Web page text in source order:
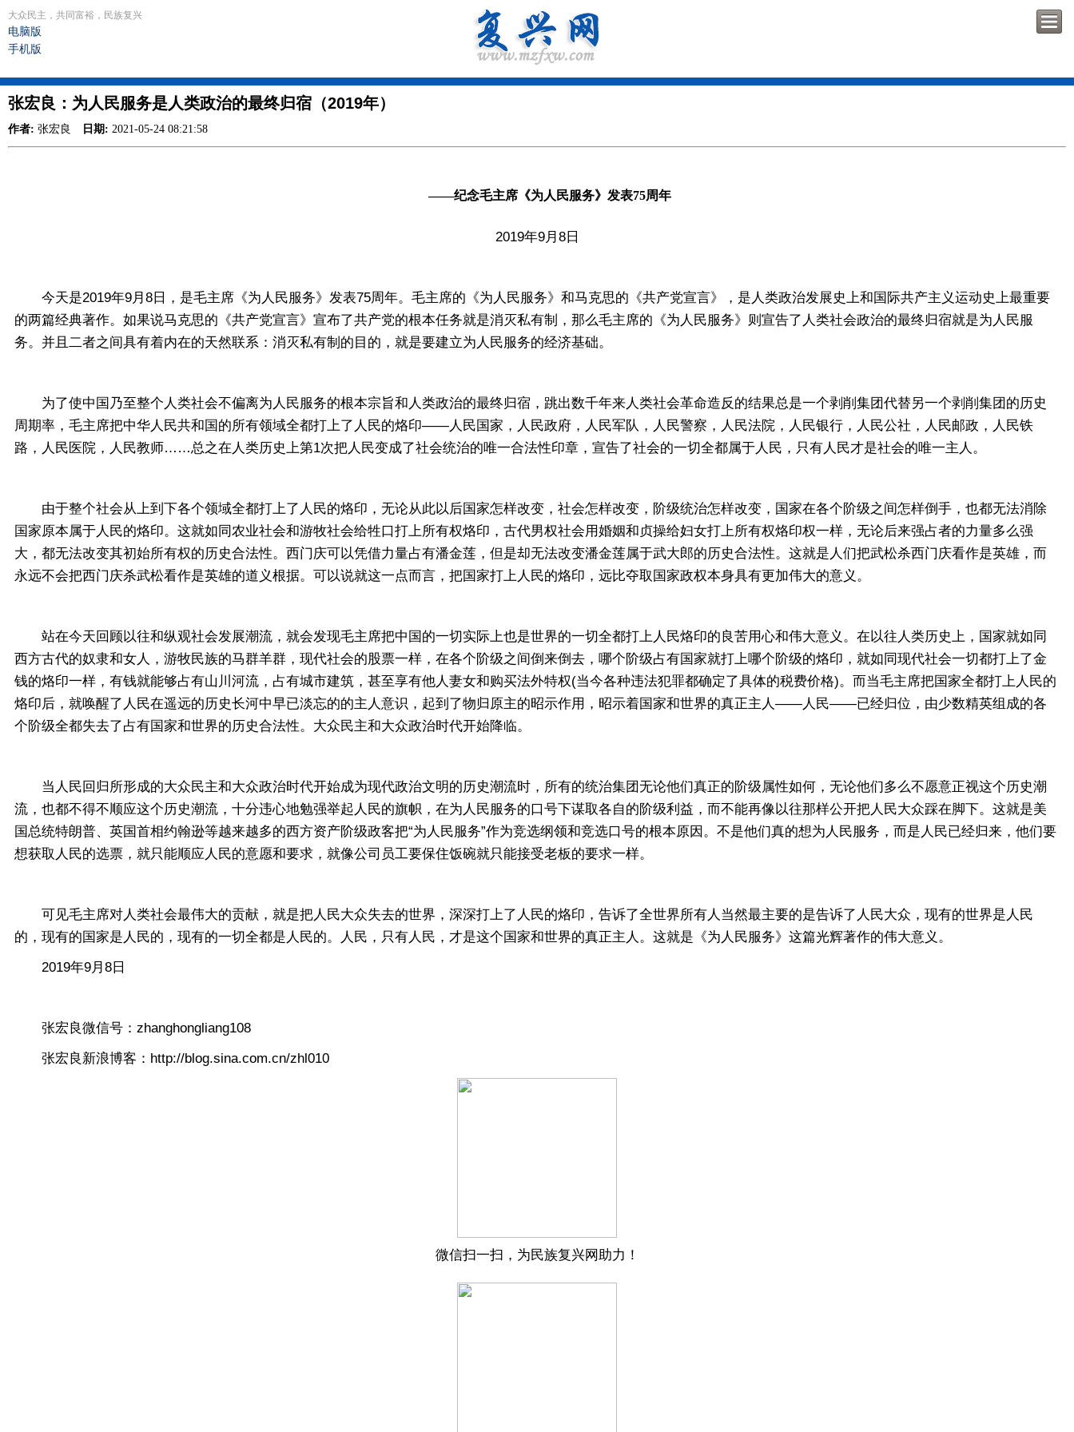
大众民主，共同富裕，民族复兴
电脑版
手机版
张宏良：为人民服务是人类政治的最终归宿（2019年）
作者: 张宏良 日期: 2021-05-24 08:21:58
——纪念毛主席《为人民服务》发表75周年
2019年9月8日
今天是2019年9月8日，是毛主席《为人民服务》发表75周年。毛主席的《为人民服务》和马克思的《共产党宣言》，是人类政治发展史上和国际共产主义运动史上最重要
的两篇经典著作。如果说马克思的《共产党宣言》宣布了共产党的根本任务就是消灭私有制，那么毛主席的《为人民服务》则宣告了人类社会政治的最终归宿就是为人民服
务。并且二者之间具有着内在的天然联系：消灭私有制的目的，就是要建立为人民服务的经济基础。
为了使中国乃至整个人类社会不偏离为人民服务的根本宗旨和人类政治的最终归宿，跳出数千年来人类社会革命造反的结果总是一个剥削集团代替另一个剥削集团的历史
周期率，毛主席把中华人民共和国的所有领域全都打上了人民的烙印——人民国家，人民政府，人民军队，人民警察，人民法院，人民银行，人民公社，人民邮政，人民铁
路，人民医院，人民教师……总之在人类历史上第1次把人民变成了社会统治的唯一合法性印章，宣告了社会的一切全都属于人民，只有人民才是社会的唯一主人。
由于整个社会从上到下各个领域全都打上了人民的烙印，无论从此以后国家怎样改变，社会怎样改变，阶级统治怎样改变，国家在各个阶级之间怎样倒手，也都无法消除
国家原本属于人民的烙印。这就如同农业社会和游牧社会给牲口打上所有权烙印，古代男权社会用婚姻和贞操给妇女打上所有权烙印权一样，无论后来强占者的力量多么强
大，都无法改变其初始所有权的历史合法性。西门庆可以凭借力量占有潘金莲，但是却无法改变潘金莲属于武大郎的历史合法性。这就是人们把武松杀西门庆看作是英雄，而
永远不会把西门庆杀武松看作是英雄的道义根据。可以说就这一点而言，把国家打上人民的烙印，远比夺取国家政权本身具有更加伟大的意义。
站在今天回顾以往和纵观社会发展潮流，就会发现毛主席把中国的一切实际上也是世界的一切全都打上人民烙印的良苦用心和伟大意义。在以往人类历史上，国家就如同
西方古代的奴隶和女人，游牧民族的马群羊群，现代社会的股票一样，在各个阶级之间倒来倒去，哪个阶级占有国家就打上哪个阶级的烙印，就如同现代社会一切都打上了金
钱的烙印一样，有钱就能够占有山川河流，占有城市建筑，甚至享有他人妻女和购买法外特权(当今各种违法犯罪都确定了具体的税费价格)。而当毛主席把国家全都打上人民的
烙印后，就唤醒了人民在遥远的历史长河中早已淡忘的的主人意识，起到了物归原主的昭示作用，昭示着国家和世界的真正主人——人民——已经归位，由少数精英组成的各
个阶级全都失去了占有国家和世界的历史合法性。大众民主和大众政治时代开始降临。
当人民回归所形成的大众民主和大众政治时代开始成为现代政治文明的历史潮流时，所有的统治集团无论他们真正的阶级属性如何，无论他们多么不愿意正视这个历史潮
流，也都不得不顺应这个历史潮流，十分违心地勉强举起人民的旗帜，在为人民服务的口号下谋取各自的阶级利益，而不能再像以往那样公开把人民大众踩在脚下。这就是美
国总统特朗普、英国首相约翰逊等越来越多的西方资产阶级政客把“为人民服务”作为竞选纲领和竞选口号的根本原因。不是他们真的想为人民服务，而是人民已经归来，他们要
想获取人民的选票，就只能顺应人民的意愿和要求，就像公司员工要保住饭碗就只能接受老板的要求一样。
可见毛主席对人类社会最伟大的贡献，就是把人民大众失去的世界，深深打上了人民的烙印，告诉了全世界所有人当然最主要的是告诉了人民大众，现有的世界是人民
的，现有的国家是人民的，现有的一切全都是人民的。人民，只有人民，才是这个国家和世界的真正主人。这就是《为人民服务》这篇光辉著作的伟大意义。
2019年9月8日
张宏良微信号：zhanghongliang108
张宏良新浪博客：http://blog.sina.com.cn/zhl010
微信扫一扫，为民族复兴网助力！